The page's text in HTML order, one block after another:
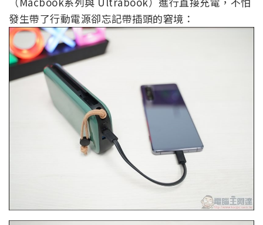
發生帶了行動電源卻忘記帶插頭的窘境：